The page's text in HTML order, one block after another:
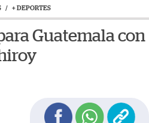
/ + DEPORTES
Guatemala con